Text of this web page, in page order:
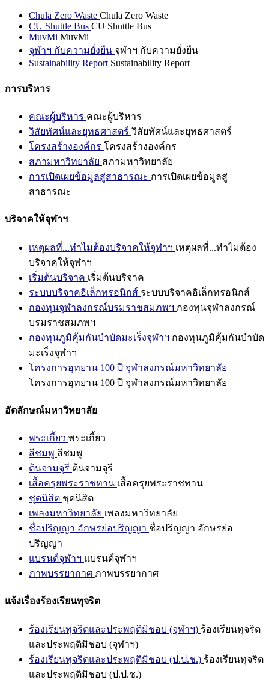
Chula Zero Waste Chula Zero Waste
CU Shuttle Bus CU Shuttle Bus
MuvMi MuvMi
จุฬาฯ กับความยั่งยืน จุฬาฯ กับความยั่งยืน
Sustainability Report Sustainability Report
การบริหาร
คณะผู้บริหาร คณะผู้บริหาร
วิสัยทัศน์และยุทธศาสตร์ วิสัยทัศน์และยุทธศาสตร์
โครงสร้างองค์กร โครงสร้างองค์กร
สภามหาวิทยาลัย สภามหาวิทยาลัย
การเปิดเผยข้อมูลสู่สาธารณะ การเปิดเผยข้อมูลสู่
สาธารณะ
บริจาคให้จุฬาฯ
เหตุผลที่...ทำไมต้องบริจาคให้จุฬาฯ เหตุผลที่...ทำไมต้อง
บริจาคให้จุฬาฯ
เริ่มต้นบริจาค เริ่มต้นบริจาค
ระบบบริจาคอิเล็กทรอนิกส์ ระบบบริจาคอิเล็กทรอนิกส์
กองทุนจุฬาลงกรณ์บรมราชสมภพฯ กองทุนจุฬาลงกรณ์
บรมราชสมภพฯ
กองทุนภูมิคุ้มกันบำบัดมะเร็งจุฬาฯ กองทุนภูมิคุ้มกันบำบัด
มะเร็งจุฬาฯ
โครงการอุทยาน 100 ปี จุฬาลงกรณ์มหาวิทยาลัย
โครงการอุทยาน 100 ปี จุฬาลงกรณ์มหาวิทยาลัย
อัตลักษณ์มหาวิทยาลัย
พระเกี้ยว พระเกี้ยว
สีชมพู สีชมพู
ต้นจามจุรี ต้นจามจุรี
เสื้อครุยพระราชทาน เสื้อครุยพระราชทาน
ชุดนิสิต ชุดนิสิต
เพลงมหาวิทยาลัย เพลงมหาวิทยาลัย
ชื่อปริญญา อักษรย่อปริญญา ชื่อปริญญา อักษรย่อ
ปริญญา
แบรนด์จุฬาฯ แบรนด์จุฬาฯ
ภาพบรรยากาศ ภาพบรรยากาศ
แจ้งเรื่องร้องเรียนทุจริต
ร้องเรียนทุจริตและประพฤติมิชอบ (จุฬาฯ) ร้องเรียนทุจริต
และประพฤติมิชอบ (จุฬาฯ)
ร้องเรียนทุจริตและประพฤติมิชอบ (ป.ป.ช.) ร้องเรียนทุจริต
และประพฤติมิชอบ (ป.ป.ช.)